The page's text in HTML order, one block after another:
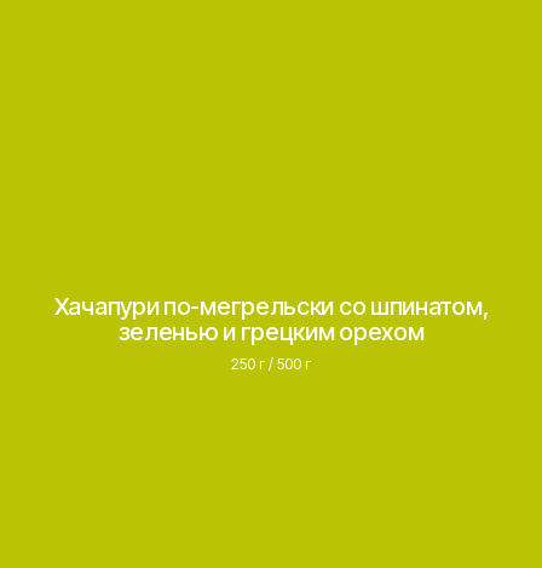
Хачапури по-мегрельски со шпинатом,
зеленью и грецким орехом
250 г / 500 г